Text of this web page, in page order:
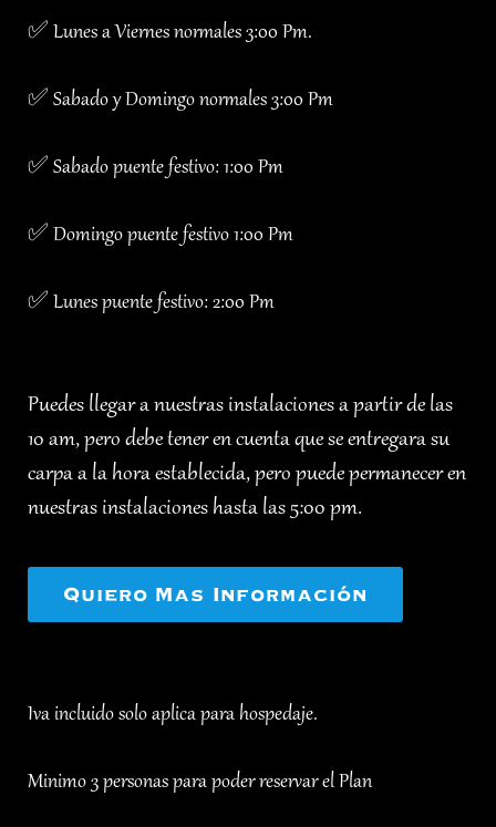
✅ Lunes a Viernes normales 3:00 Pm.
✅ Sabado y Domingo normales 3:00 Pm
✅ Sabado puente festivo: 1:00 Pm
✅ Domingo puente festivo 1:00 Pm
✅ Lunes puente festivo: 2:00 Pm
Puedes llegar a nuestras instalaciones a partir de las
10 am, pero debe tener en cuenta que se entregara su
carpa a la hora establecida, pero puede permanecer en
nuestras instalaciones hasta las 5:00 pm.
Quiero Mas Información
Iva incluido solo aplica para hospedaje.
Minimo 3 personas para poder reservar el Plan